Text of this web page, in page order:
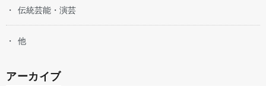
伝統芸能・演芸
他
アーカイブ